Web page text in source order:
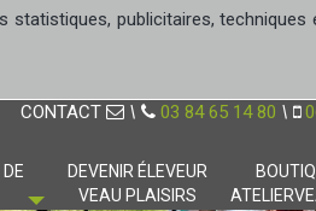
publicitaires, techniques
CONTACT \ 03 84 65 14 80 \
DE
DEVENIR ÉLEVEUR
VEAU PLAISIRS